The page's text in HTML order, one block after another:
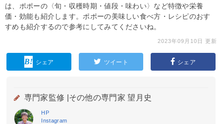
は、ポポーの〈旬・収穫時期・値段・味わい〉など特徴や栄養
価・効能も紹介します。ポポーの美味しい食べ方・レシピのおす
すめも紹介するので参考にしてみてくださいね。
2023年09月10日 更新
シェア ツイート シェア
専門家監修 | その他の専門家 望月史
HP
Instagram